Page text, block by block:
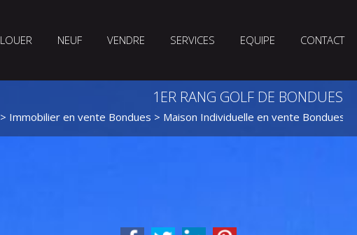
LOUER NEUF VENDRE SERVICES EQUIPE CONTACT
1ER RANG GOLF DE BONDUES
> Immobilier en vente Bondues > Maison Individuelle en vente Bondues